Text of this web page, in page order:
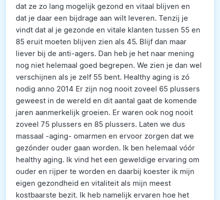
dat ze zo lang mogelijk gezond en vitaal blijven en
dat je daar een bijdrage aan wilt leveren. Tenzij je
vindt dat al je gezonde en vitale klanten tussen 55 en
85 eruit moeten blijven zien als 45. Blijf dan maar
liever bij de anti-agers. Dan heb je het naar mening
nog niet helemaal goed begrepen. We zien je dan wel
verschijnen als je zelf 55 bent. Healthy aging is zó
nodig anno 2014 Er zijn nog nooit zoveel 65 plussers
geweest in de wereld en dit aantal gaat de komende
jaren aanmerkelijk groeien. Er waren ook nog nooit
zoveel 75 plussers en 85 plussers. Laten we dus
massaal -aging- omarmen en ervoor zorgen dat we
gezónder ouder gaan worden. Ik ben helemaal vóór
healthy aging. Ik vind het een geweldige ervaring om
ouder en rijper te worden en daarbij koester ik mijn
eigen gezondheid en vitaliteit als mijn meest
kostbaarste bezit. Ik heb namelijk ervaren hoe het